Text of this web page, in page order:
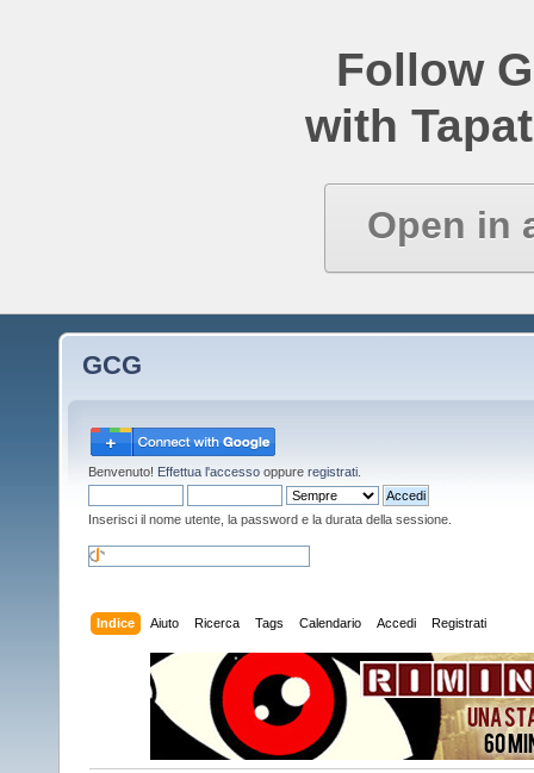
Follow
with
Open in
GCG
Benvenuto! Effettua l'accesso oppure registrati
Inserisci il nome utente, la password e la durata della sessione.
Indice Aiuto Ricerca Tags Calendario Accedi Registrati